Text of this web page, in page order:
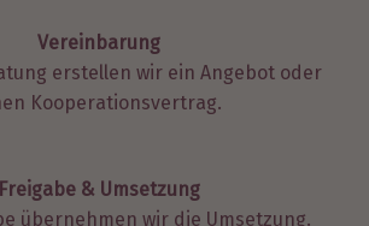
Vereinbarung
erstellen wir ein Angebot oder
Kooperationsvertrag.
Freigabe & Umsetzung
übernehmen wir die Umsetzung.